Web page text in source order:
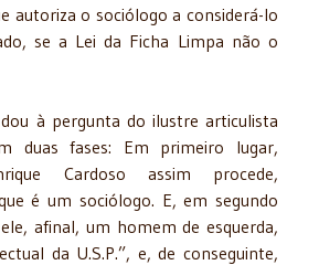
autoriza o sociólogo a considerá-lo
se a Lei da Ficha Limpa não o
à pergunta do ilustre articulista
duas fases: Em primeiro lugar,
Cardoso assim procede,
é um sociólogo. E, em segundo
afinal, um homem de esquerda,
da U.S.P.”, e, de conseguinte,